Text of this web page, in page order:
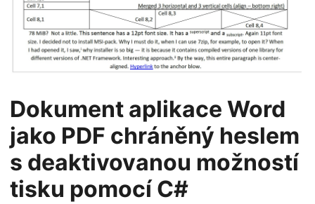
Dokument aplikace Word
jako PDF chráněný heslem
s deaktivovanou možností
tisku pomocí C#